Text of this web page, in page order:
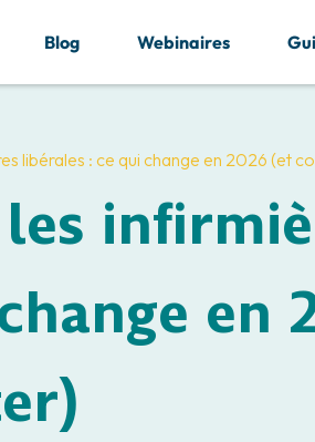
libérales : ce qui change en 2026 (et
en
Blog Webinaires